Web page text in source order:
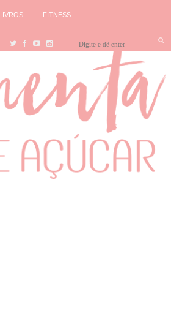
LIVROS FITNESS